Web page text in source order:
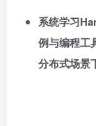
系统学习
例与编程工
分布式场景